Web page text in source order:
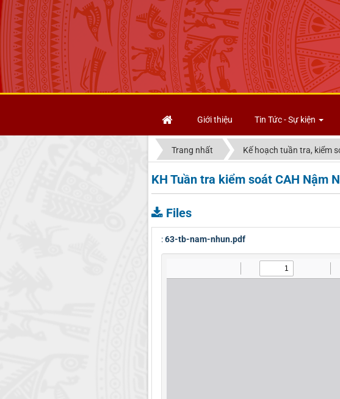
Giới thiệu Tin Tức - Sự kiện
Trang nhất Kế hoạch tuần tra, kiểm
KH Tuần tra kiểm soát CAH Nậm
Files
:63-tb-nam-nhun.pdf